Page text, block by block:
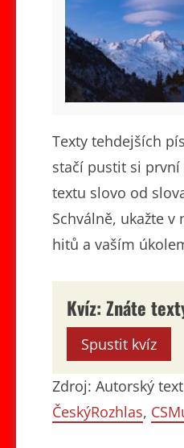
Texty tehdejších
stačí pustit si
textu slovo od
Schválně, ukažte
hitů a vaším
Kvíz: Znáte
Spustit kvíz
Zdroj: Autorský
ČeskýRozhlas,